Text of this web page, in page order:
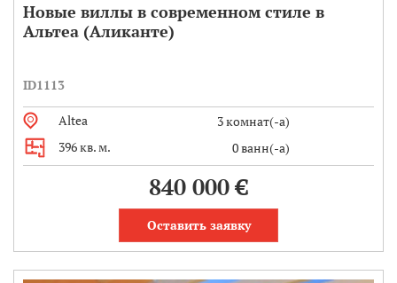
Новые виллы в современном стиле в
Альтеа (Аликанте)
ID1113
Altea
3 комнат(-а)
396 кв. м.
0 ванн(-а)
840 000 €
Оставить заявку